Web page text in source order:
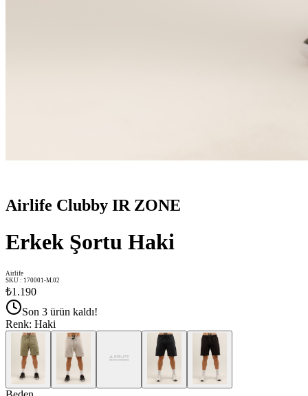
Airlife Clubby IR ZONE
Erkek Şortu Haki
Airlife
SKU : 170001-M.02
₺1.190
Son 3 ürün kaldı!
Renk: Haki